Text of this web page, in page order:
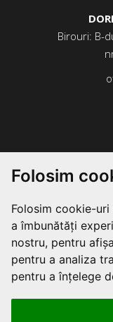
Folosim
Folosim cookie-
a îmbunătăți
nostru, pentru
pentru a analiza
pentru a înțelege
Birouri: B-